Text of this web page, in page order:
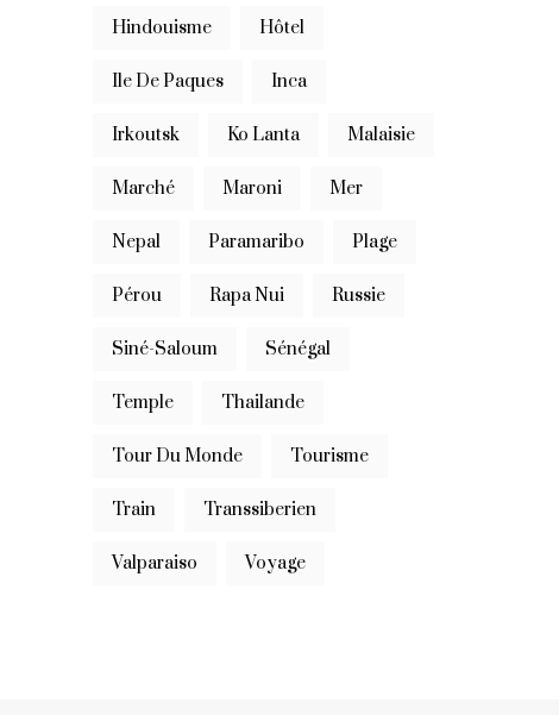
Hindouisme Hôtel
Ile De Paques Inca
Irkoutsk Ko Lanta Malaisie
Marché Maroni Mer
Nepal Paramaribo Plage
Pérou Rapa Nui Russie
Siné-Saloum Sénégal
Temple Thailande
Tour Du Monde Tourisme
Train Transsiberien
Valparaiso Voyage